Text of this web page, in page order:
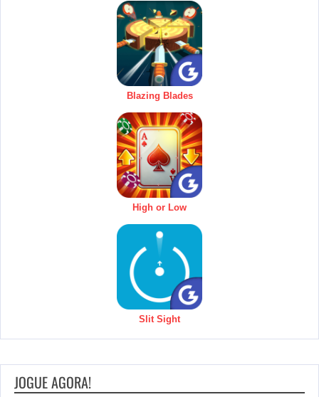
Blazing Blades
High or Low
Slit Sight
JOGUE AGORA!